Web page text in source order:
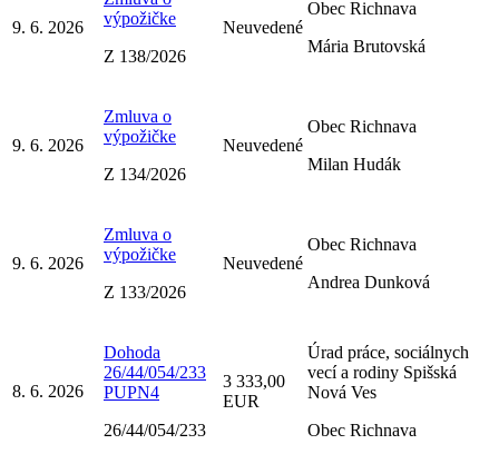
9. 6. 2026
výpožičke
Z 138/2026
Neuvedené
Obec Richnava
Mária Brutovská
9. 6. 2026
Zmluva o
výpožičke
Z 134/2026
Neuvedené
Obec Richnava
Milan Hudák
9. 6. 2026
Zmluva o
výpožičke
Z 133/2026
Neuvedené
Obec Richnava
Andrea Dunková
8. 6. 2026
Dohoda
26/44/054/233
PUPN4
26/44/054/233
3 333,00
EUR
Úrad práce, sociálnych
vecí a rodiny Spišská
Nová Ves
Obec Richnava